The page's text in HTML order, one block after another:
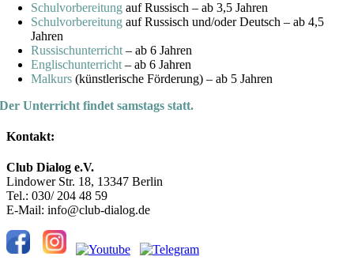
Schulvorbereitung auf Russisch – ab 3,5 Jahren
Schulvorbereitung auf Russisch und/oder Deutsch – ab 4,5
Jahren
Russischunterricht– ab 6 Jahren
Englischunterricht– ab 6 Jahren
Malkurs (künstlerische Förderung) – ab 5 Jahren
Der Unterricht findet samstags statt.
Kontakt:
Club Dialog e.V.
Lindower Str. 18, 13347 Berlin
Tel.: 030/ 204 48 59
E-Mail: info@club-dialog.de